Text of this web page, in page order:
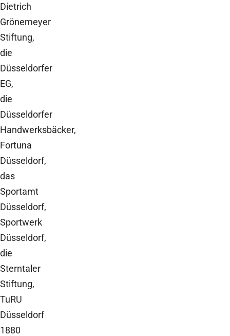
Dietrich
Grönemeyer
Stiftung,
die
Düsseldorfer
EG,
die
Düsseldorfer
Handwerksbäcker,
Fortuna
Düsseldorf,
das
Sportamt
Düsseldorf,
Sportwerk
Düsseldorf,
die
Sterntaler
Stiftung,
TuRU
Düsseldorf
1880